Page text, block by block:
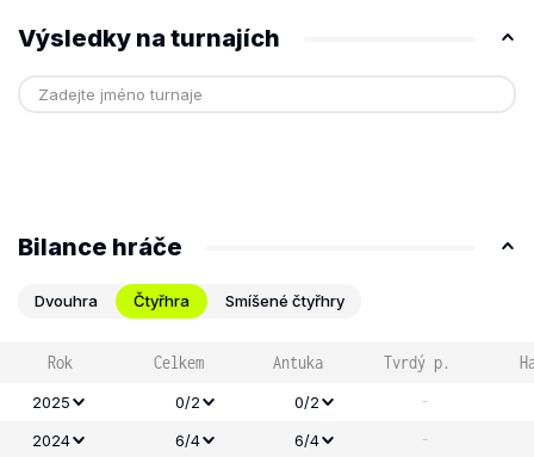
Výsledky na turnajích
Bilance hráče
Dvouhra Čtyřhra Smíšené čtyřhry
Rok Celkem Antuka Tvrdý p.
2025 0/2 0/2 -
2024 6/4 6/4 -